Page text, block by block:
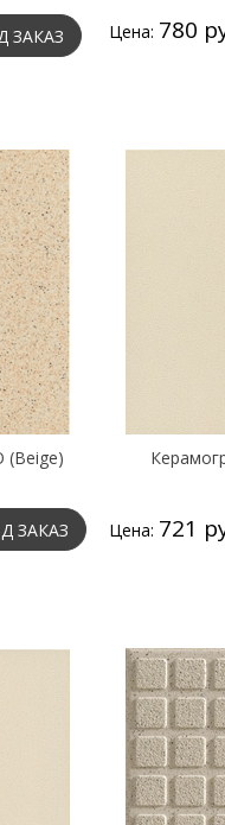
ЗАКАЗ Цена: 780
(Beige)
ЗАКАЗ Цена: 721